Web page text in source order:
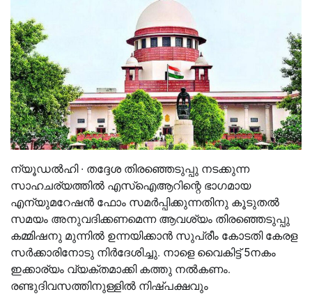
ന്യൂഡൽഹി ∙ തദ്ദേശ തിരഞ്ഞെടുപ്പു നടക്കുന്ന
സാഹചര്യത്തിൽ എസ്‌ഐആറിന്റെ ഭാഗമായ
എന്യുമറേഷൻ ഫോം സമർപ്പിക്കുന്നതിനു കൂടുതൽ
സമയം അനുവദിക്കണമെന്ന ആവശ്യം തിരഞ്ഞെടുപ്പു
കമ്മിഷനു മുന്നിൽ ഉന്നയിക്കാൻ സുപ്രീം കോടതി കേരള
സർക്കാരിനോടു നിർദേശിച്ചു. നാളെ വൈകിട്ട് 5നകം
ഇക്കാര്യം വ്യക്തമാക്കി കത്തു നൽകണം.
രണ്ടുദിവസത്തിനുള്ളിൽ നിഷ്പക്ഷവും